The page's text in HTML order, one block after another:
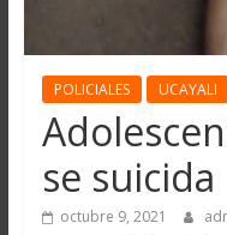
POLICIALES UCAYALI
se suicida
octubre 9, 2021